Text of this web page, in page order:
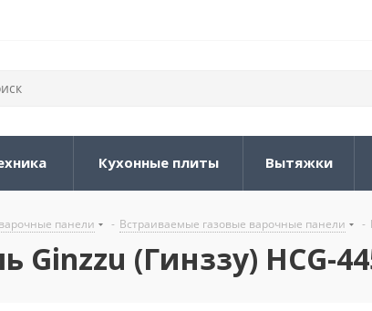
Кухонные плиты Вытяжки
панели - Встраиваемые газовые варочные панели -
Ginzzu (Гинззу) HCG-